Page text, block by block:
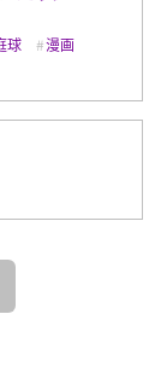
球
漫画